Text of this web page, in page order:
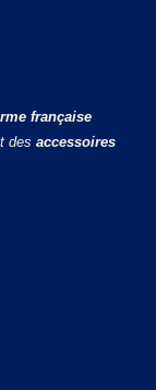
française
des accessoires